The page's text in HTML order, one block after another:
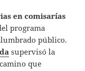
en comisarías
programa
público.
supervisó la
que